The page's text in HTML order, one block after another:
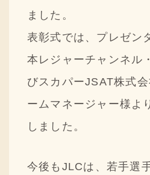
ました。
表彰式では、プレゼン
本レジャーチャンネル
びスカパーJSAT株式
ームマネージャー様よ
しました。
今後もJLCは、若手選